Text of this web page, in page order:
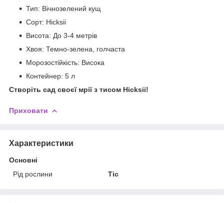
Тип: Вічнозелений кущ
Сорт: Hicksii
Висота: До 3-4 метрів
Хвоя: Темно-зелена, голчаста
Морозостійкість: Висока
Контейнер: 5 л
Створіть сад своєї мрії з тисом Hicksii!
Приховати
Характеристики
Основні
Рід рослини
Тіс